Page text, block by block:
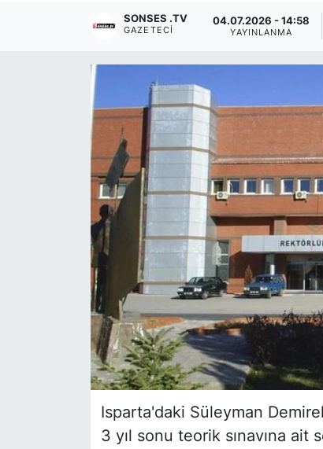
SONSES .TV
GAZETECI
04.07.2026 - 14:58
YAYINLANMA
Isparta'daki Süleyman
3 yıl sonu teorik sınavına ait
Siyaset
YEREL HABER
Haberde insan
Tanıtım